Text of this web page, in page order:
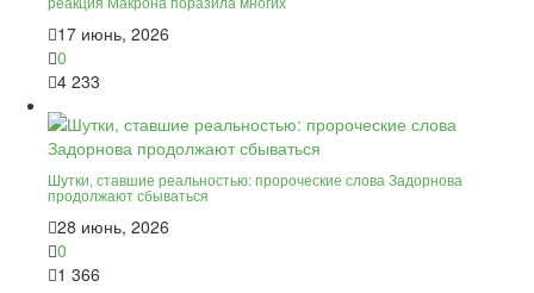
17 июнь, 2026
0
4 233
Шутки, ставшие реальностью: пророческие слова Задорнова
продолжают сбываться
28 июнь, 2026
0
1 366